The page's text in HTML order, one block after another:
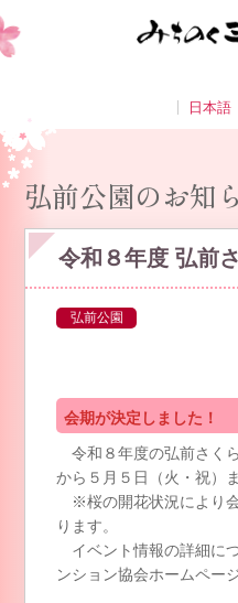
日本語
弘前公園のお知
令和８年度 弘前
弘前公園
会期が決定しました！
令和８年度の弘前さく
から５月５日（火・祝）
※桜の開花状況により
ります。
イベント情報の詳細に
ンション協会ホームペー